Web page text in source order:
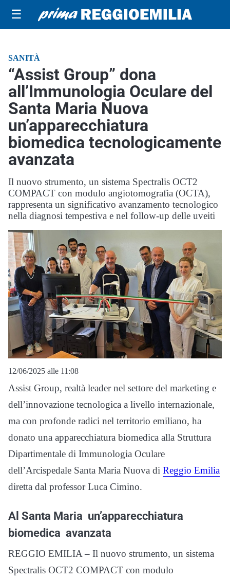
☰
SANITÀ
“Assist Group” dona
all’Immunologia Oculare del
Santa Maria Nuova
un’apparecchiatura
biomedica tecnologicamente
avanzata
Il nuovo strumento, un sistema Spectralis OCT2
COMPACT con modulo angiotomografia (OCTA),
rappresenta un significativo avanzamento tecnologico
nella diagnosi tempestiva e nel follow-up delle uveiti
12/06/2025 alle 11:08
Assist Group, realtà leader nel settore del marketing e
dell’innovazione tecnologica a livello internazionale,
ma con profonde radici nel territorio emiliano, ha
donato una apparecchiatura biomedica alla Struttura
Dipartimentale di Immunologia Oculare
dell’Arcispedale Santa Maria Nuova di Reggio Emilia
diretta dal professor Luca Cimino.
Al Santa Maria un’apparecchiatura
biomedica avanzata
REGGIO EMILIA – Il nuovo strumento, un sistema
Spectralis OCT2 COMPACT con modulo